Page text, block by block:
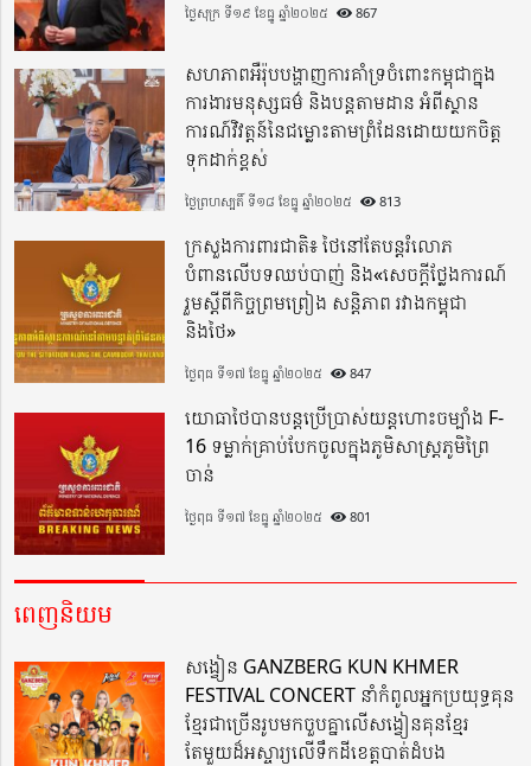
ថ្ងៃសុក្រ ទី១៩ ខែធ្នូ ឆ្នាំ២០២៥ 867
សហភាពអឺរ៉ុបបង្ហាញការគាំទ្រចំពោះកម្ពុជាក្នុង
ការងារមនុស្សធម៌ និងបន្តតាមដាន អំពីស្ថាន
ការណ៍វិវត្តន៍នៃជម្លោះតាមព្រំដែនដោយយកចិត្ត
ទុកដាក់ខ្ពស់
ថ្ងៃព្រហស្បតិ៍ ទី១៨ ខែធ្នូ ឆ្នាំ២០២៥ 813
ក្រសួងការពារជាតិ៖ ថៃនៅតែបន្តរំលោភ
បំពានលើបទឈប់បាញ់ និង«សេចក្តីថ្លែងការណ៍
រួមស្តីពីកិច្ចព្រមព្រៀង សន្តិភាព រវាងកម្ពុជា
និងថៃ»
ថ្ងៃពុធ ទី១៧ ខែធ្នូ ឆ្នាំ២០២៥ 847
យោធាថៃបានបន្តប្រើប្រាស់យន្តហោះចម្បាំង F-
16 ទម្លាក់គ្រាប់បែកចូលក្នុងភូមិសាស្ត្រភូមិព្រៃ
ចាន់
ថ្ងៃពុធ ទី១៧ ខែធ្នូ ឆ្នាំ២០២៥ 801
ពេញនិយម
សង្វៀន GANZBERG KUN KHMER
FESTIVAL CONCERT នាំកំពូលអ្នកប្រយុទ្ធគុន
ខ្មែរជាច្រើនរូបមកចួបគ្នាលើសង្វៀនគុនខ្មែរ
តែមួយដ៏អស្ចារ្យលើទឹកដីខេត្តបាត់ដំបង